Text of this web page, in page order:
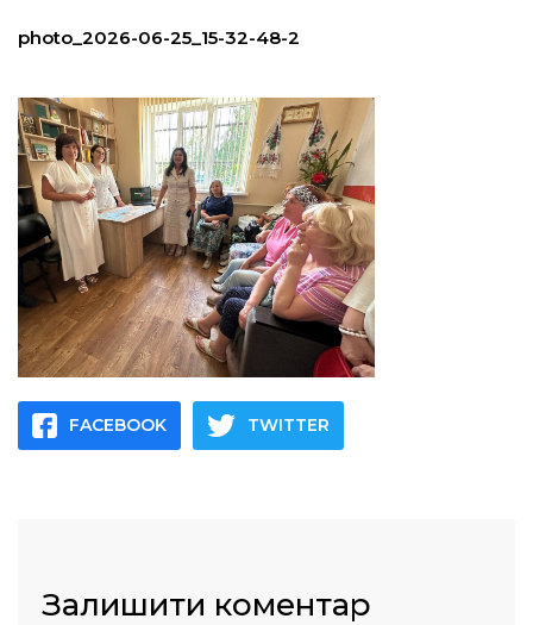
photo_2026-06-25_15-32-48-2
FACEBOOK TWITTER
Залишити коментар